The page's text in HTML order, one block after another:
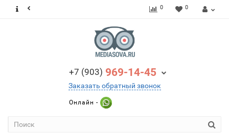
0 0
+7 (903) 969-14-45
Заказать обратный звонок
Онлайн -